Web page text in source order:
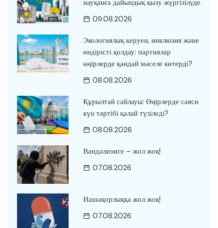
науқанға дайындық қызу жүргізілуде
09.08.2026
Экологиялық керуен, инклюзия және
өндірісті қолдау: партиялар
өңірлерде қандай мәселе көтерді?
08.08.2026
Құрылтай сайлауы: Өңірлерде саяси
күн тәртібі қалай түзіледі?
08.08.2026
Вандализмге – жол жоқ!
07.08.2026
Нашақорлыққа жол жоқ!
07.08.2026